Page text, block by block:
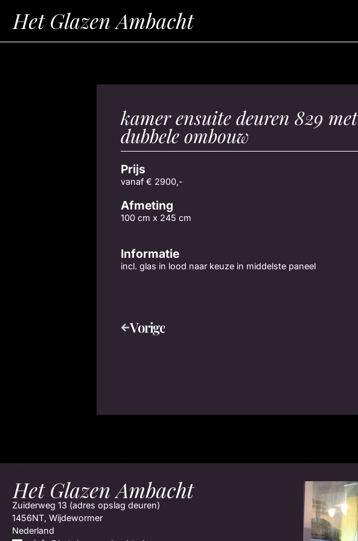
kamer ensuite deuren 829 met
dubbele ombouw
Prijs
vanaf € 2900,-
Afmeting
100 cm x 245 cm
Informatie
incl. glas in lood naar keuze in middelste paneel
Vorige
Zuiderweg 13 (adres opslag deuren)
1456NT, Wijdewormer
Nederland